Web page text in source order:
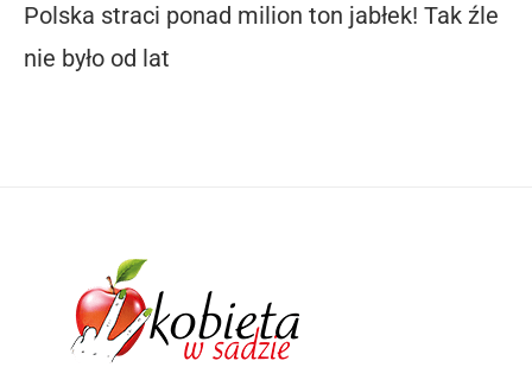
Polska straci ponad milion ton jabłek! Tak źle
nie było od lat